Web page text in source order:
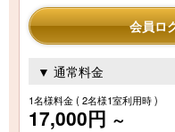
会員ロ
▼ 通常料金
1名様料金( 2名様1室利用時 )
17,000円 ～